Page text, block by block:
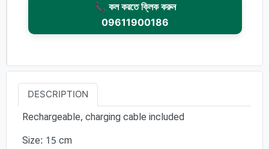
📞 কল করতে ক্লিক করুন
09611900186
DESCRIPTION
Rechargeable, charging cable included
Size: 15 cm